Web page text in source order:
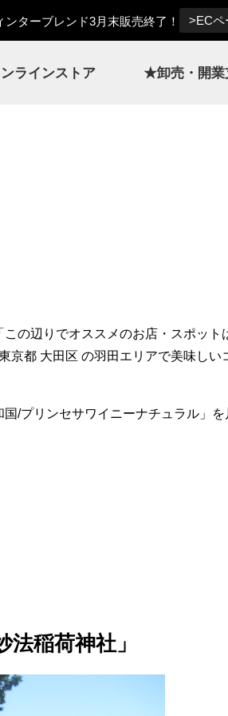
ラインストア ★卸売・開業
の辺りでオススメのお店・スポット
京都 大田区 の羽田エリアで美味しい
/プリンセサワイニーナチュラル」を
稲荷神社」
ターブレンド3月末販売終了！ >ECペ